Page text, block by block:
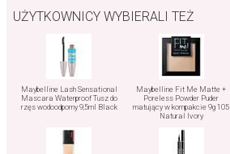
UŻYTKOWNICY WYBIERALI TEŻ
Maybelline Lash Sensational
Mascara Waterproof Tusz do
rzęs wodoodporny 9,5ml Black
Maybelline Fit Me Matte +
Poreless Powder Puder
matujący w kompakcie 9g 105
Natural Ivory